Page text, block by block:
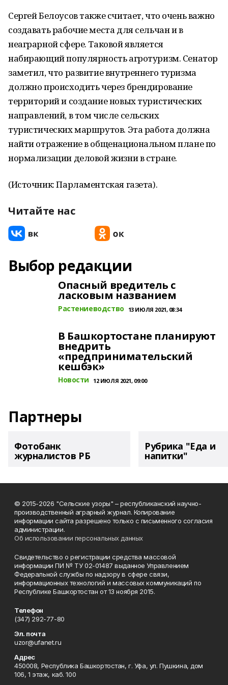
Сергей Белоусов также считает, что очень важно
создавать рабочие места для сельчан и в
неаграрной сфере. Таковой является
набирающий популярность агротуризм. Сенатор
заметил, что развитие внутреннего туризма
должно происходить через брендирование
территорий и создание новых туристических
направлений, в том числе сельских
туристических маршрутов. Эта работа должна
найти отражение в общенациональном плане по
нормализации деловой жизни в стране.
(Источник: Парламентская газета).
Читайте нас
Выбор редакции
Опасный вредитель с
ласковым названием
Растениеводство 13 ИЮЛЯ 2021, 08:34
В Башкортостане планируют
внедрить
«предпринимательский
кешбэк»
Новости 12 ИЮЛЯ 2021, 09:00
Партнеры
Фотобанк
журналистов РБ
Рубрика "Еда и
напитки"
© 2015-2026 "Сельские узоры" – республиканский научно-
производственный аграрный журнал. Копирование
информации сайта разрешено только с письменного согласия
администрации.
Об использовании персональных данных
Свидетельство о регистрации средства массовой
информации ПИ № ТУ 02-01487 выданное Управлением
Федеральной службы по надзору в сфере связи,
информационных технологий и массовых коммуникаций по
Республике Башкортостан от 13 ноября 2015.
Телефон
(347) 292-77-80
Эл. почта
uzor@ufanet.ru
Адрес
450008, Республика Башкортостан, г. Уфа, ул. Пушкина, дом
106, 1 этаж, каб. 100